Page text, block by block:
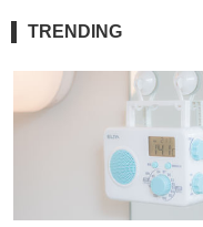
TRENDING